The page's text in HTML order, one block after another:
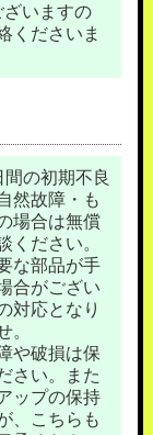
いますの
くださいま
の初期不良
然故障・も
場合は無償
ください。
な部品が手
合がござい
対応となり
。
や破損は保
さい。また
ップの保持
、こちらも